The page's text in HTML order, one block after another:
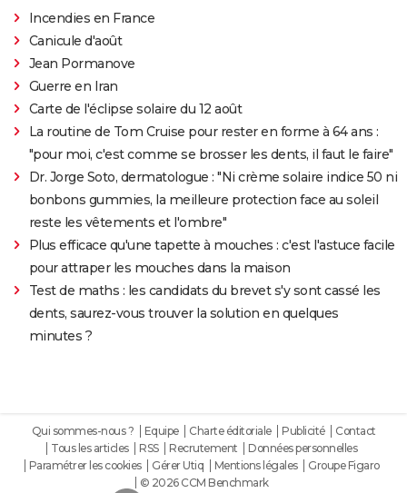
Incendies en France
Canicule d'août
Jean Pormanove
Guerre en Iran
Carte de l'éclipse solaire du 12 août
La routine de Tom Cruise pour rester en forme à 64 ans :
"pour moi, c'est comme se brosser les dents, il faut le faire"
Dr. Jorge Soto, dermatologue : "Ni crème solaire indice 50 ni
bonbons gummies, la meilleure protection face au soleil
reste les vêtements et l'ombre"
Plus efficace qu'une tapette à mouches : c'est l'astuce facile
pour attraper les mouches dans la maison
Test de maths : les candidats du brevet s'y sont cassé les
dents, saurez-vous trouver la solution en quelques
minutes ?
Qui sommes-nous ? Equipe Charte éditoriale Publicité
Contact
Tous les articles
RSS Recrutement
Données personnelles
Paramétrer les cookies
Gérer Utiq Mentions légales
Groupe Figaro
© 2026 CCM Benchmark